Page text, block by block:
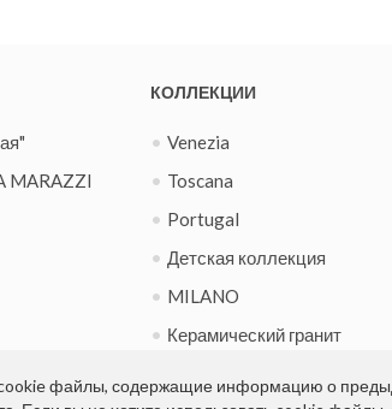
MARAZZI
КОЛЛЕКЦИИ
Venezia
Toscana
Portugal
Детская коллекция
MILANO
Керамический гранит
файлы, содержащие информацию о